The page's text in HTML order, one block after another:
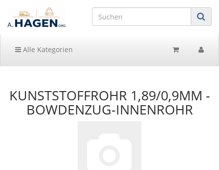
Alle Kategorien
KUNSTSTOFFROHR 1,89/0,9MM -
BOWDENZUG-INNENROHR